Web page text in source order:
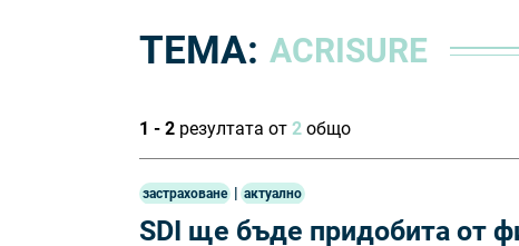
ТЕМА: АСRІЅURЕ
1 - 2 резултата от 2 общо
застраховане | актуално
SDI ще бъде придобита от